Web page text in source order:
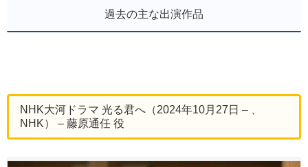
過去の主な出演作品
NHK大河ドラマ 光る君へ（2024年10月27日 – 、
NHK） – 藤原通任 役